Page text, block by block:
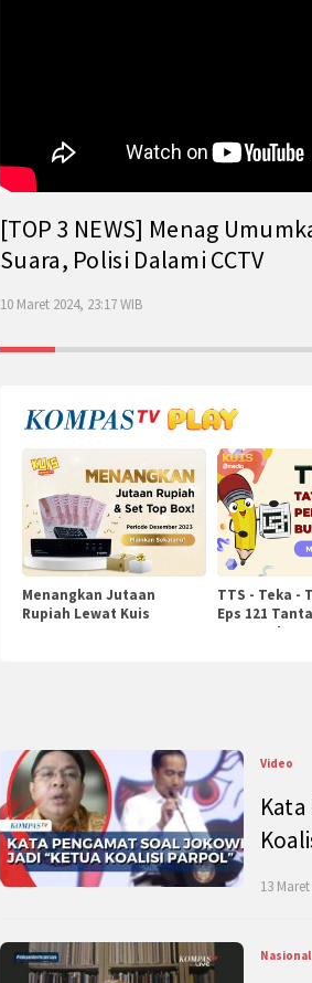
[TOP 3 NEWS] Menag
Suara, Polisi Dalami CCTV
10 Maret 2024, 23:17 WIB
Menangkan Jutaan
Rupiah Lewat Kuis
TTS - Teka -
Eps 121
Pengetahuan
Video
13
Nasional